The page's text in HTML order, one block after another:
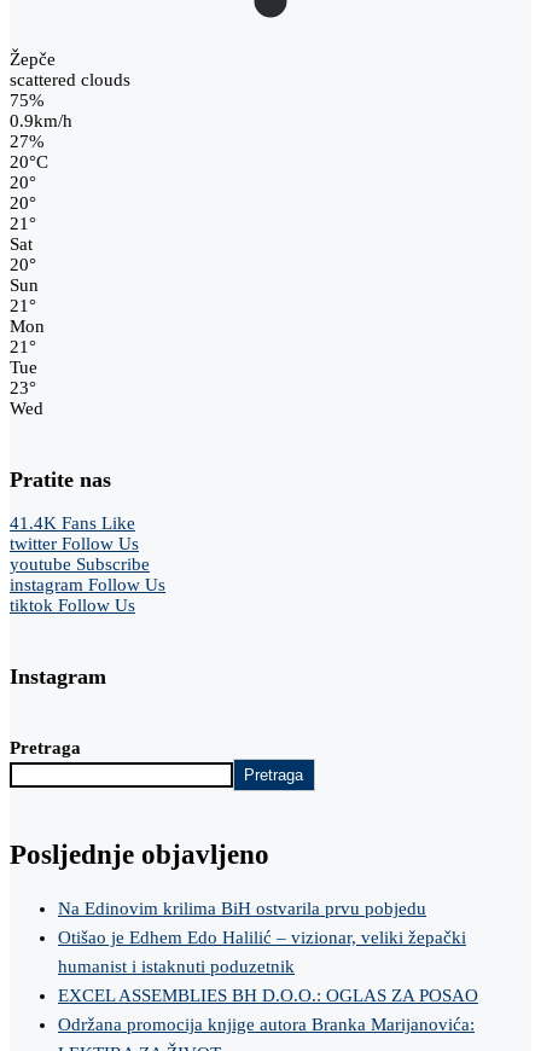
Žepče
scattered clouds
75%
0.9km/h
27%
20°C
20°
20°
21°
Sat
20°
Sun
21°
Mon
21°
Tue
23°
Wed
Pratite nas
41.4K Fans Like
twitter Follow Us
youtube Subscribe
instagram Follow Us
tiktok Follow Us
Instagram
Pretraga
Pretraga
Posljednje objavljeno
Na Edinovim krilima BiH ostvarila prvu pobjedu
Otišao je Edhem Edo Halilić – vizionar, veliki žepački
humanist i istaknuti poduzetnik
EXCEL ASSEMBLIES BH D.O.O.: OGLAS ZA POSAO
Održana promocija knjige autora Branka Marijanovića: